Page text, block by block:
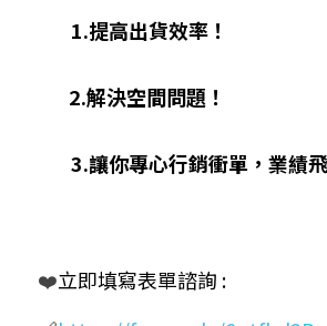
​ ​ 　1.提高出貨效率！
​ ​ ​ ​ ​ ​ 2.解決空間問題！
　3.讓你專心行銷衝單，業績
❤️立即填寫表單諮詢 :